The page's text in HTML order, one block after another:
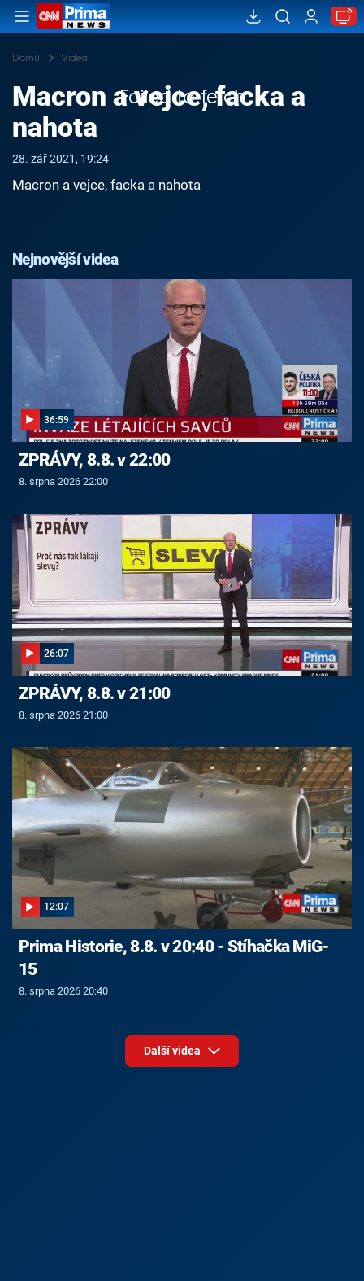
Domů Videa
Failed to fetch
Macron a vejce, facka a
nahota
28. zář 2021, 19:24
Macron a vejce, facka a nahota
Nejnovější videa
36:59
ZPRÁVY, 8.8. v 22:00
8. srpna 2026 22:00
26:07
ZPRÁVY, 8.8. v 21:00
8. srpna 2026 21:00
12:07
Prima Historie, 8.8. v 20:40 - Stíhačka MiG-
15
8. srpna 2026 20:40
Další videa